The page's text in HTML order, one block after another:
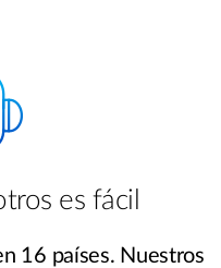
es fácil
16 países. Nuestros